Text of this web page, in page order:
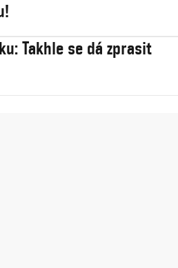
Takhle se dá zprasit